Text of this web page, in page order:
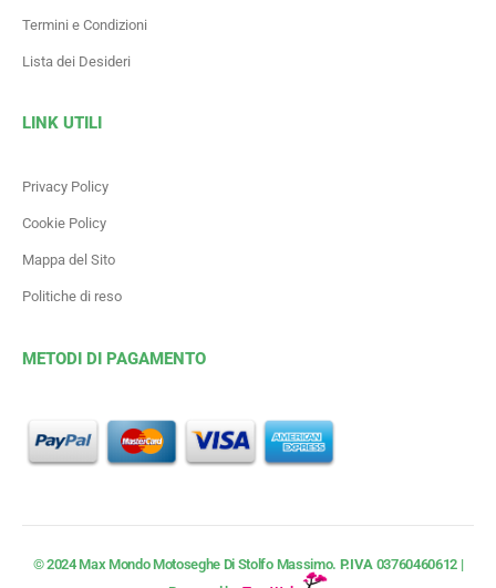
Termini e Condizioni
Lista dei Desideri
LINK UTILI
Privacy Policy
Cookie Policy
Mappa del Sito
Politiche di reso
METODI DI PAGAMENTO
© 2024 Max Mondo Motoseghe Di Stolfo Massimo. P.IVA03760460612 |